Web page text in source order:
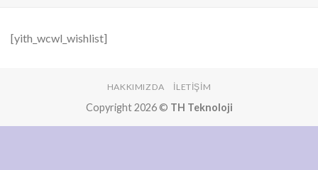
[yith_wcwl_wishlist]
HAKKIMIZDA İLETIŞIM
Copyright 2026 © TH Teknoloji